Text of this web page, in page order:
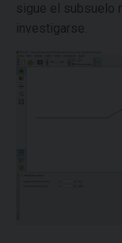
sigue el subsuelo
investigarse.